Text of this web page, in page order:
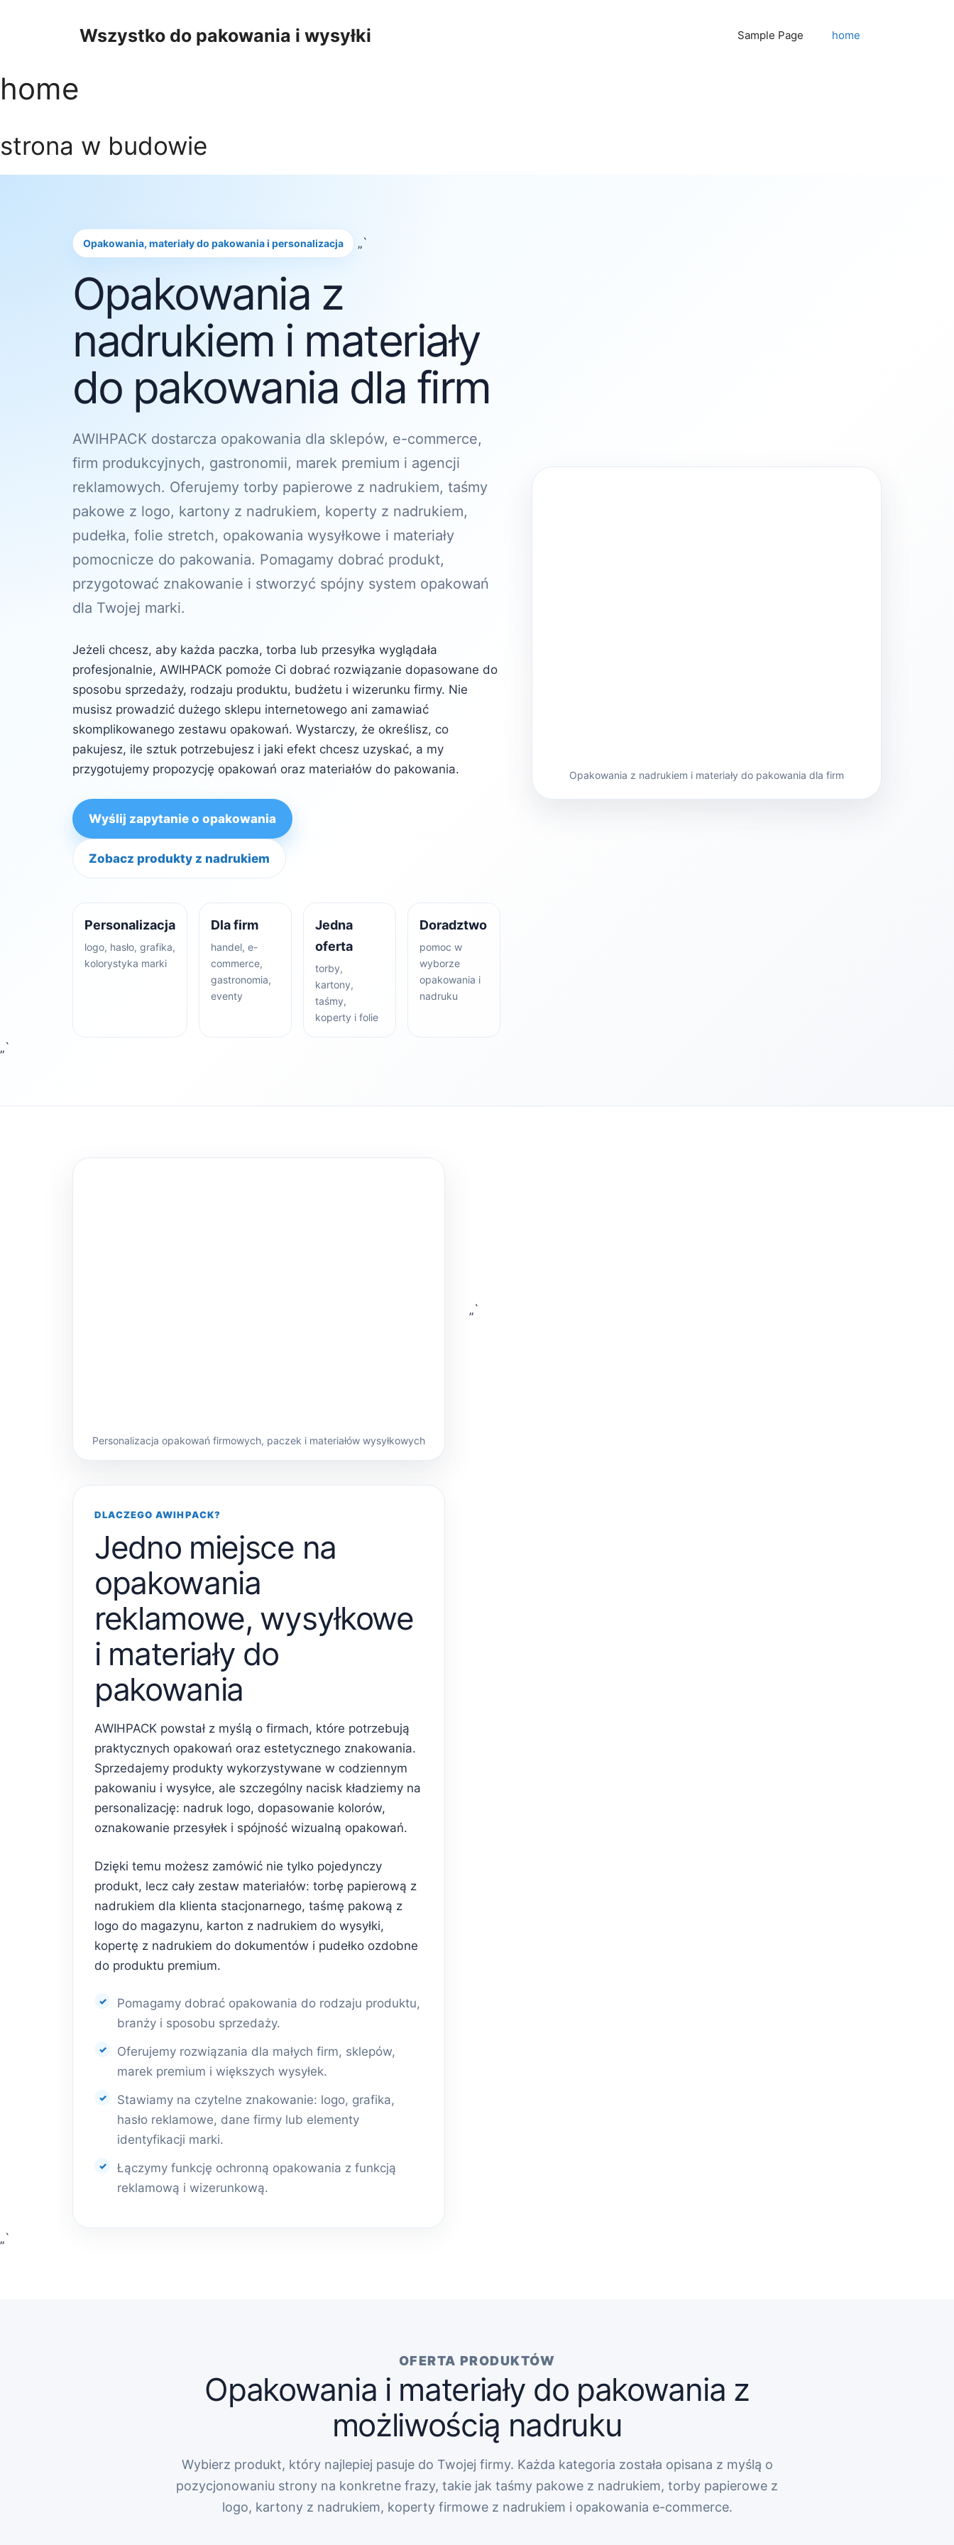
Wszystko do pakowania i wysyłki Sample Page home
home
strona w budowie
Opakowania, materiały do pakowania i personalizacja „`
Opakowania z
nadrukiem i materiały
do pakowania dla firm
AWIHPACK dostarcza opakowania dla sklepów, e-commerce,
firm produkcyjnych, gastronomii, marek premium i agencji
reklamowych. Oferujemy torby papierowe z nadrukiem, taśmy
pakowe z logo, kartony z nadrukiem, koperty z nadrukiem,
pudełka, folie stretch, opakowania wysyłkowe i materiały
pomocnicze do pakowania. Pomagamy dobrać produkt,
przygotować znakowanie i stworzyć spójny system opakowań
dla Twojej marki.
Jeżeli chcesz, aby każda paczka, torba lub przesyłka wyglądała
profesjonalnie, AWIHPACK pomoże Ci dobrać rozwiązanie dopasowane do
sposobu sprzedaży, rodzaju produktu, budżetu i wizerunku firmy. Nie
musisz prowadzić dużego sklepu internetowego ani zamawiać
skomplikowanego zestawu opakowań. Wystarczy, że określisz, co
pakujesz, ile sztuk potrzebujesz i jaki efekt chcesz uzyskać, a my
przygotujemy propozycję opakowań oraz materiałów do pakowania.
Wyślij zapytanie o opakowania
Zobacz produkty z nadrukiem
Personalizacja
logo, hasło, grafika,
kolorystyka marki
Dla firm
handel, e-
commerce,
gastronomia,
eventy
Jedna
oferta
torby,
kartony,
taśmy,
koperty i folie
Doradztwo
pomoc w
wyborze
opakowania i
nadruku
Opakowania z nadrukiem i materiały do pakowania dla firm
„`
Personalizacja opakowań firmowych, paczek i materiałów wysyłkowych
„`
DLACZEGO AWIHPACK?
Jedno miejsce na
opakowania
reklamowe, wysyłkowe
i materiały do
pakowania
AWIHPACK powstał z myślą o firmach, które potrzebują
praktycznych opakowań oraz estetycznego znakowania.
Sprzedajemy produkty wykorzystywane w codziennym
pakowaniu i wysyłce, ale szczególny nacisk kładziemy na
personalizację: nadruk logo, dopasowanie kolorów,
oznakowanie przesyłek i spójność wizualną opakowań.
Dzięki temu możesz zamówić nie tylko pojedynczy
produkt, lecz cały zestaw materiałów: torbę papierową z
nadrukiem dla klienta stacjonarnego, taśmę pakową z
logo do magazynu, karton z nadrukiem do wysyłki,
kopertę z nadrukiem do dokumentów i pudełko ozdobne
do produktu premium.
Pomagamy dobrać opakowania do rodzaju produktu,
branży i sposobu sprzedaży.
Oferujemy rozwiązania dla małych firm, sklepów,
marek premium i większych wysyłek.
Stawiamy na czytelne znakowanie: logo, grafika,
hasło reklamowe, dane firmy lub elementy
identyfikacji marki.
Łączymy funkcję ochronną opakowania z funkcją
reklamową i wizerunkową.
„`
OFERTA PRODUKTÓW
Opakowania i materiały do pakowania z
możliwością nadruku
Wybierz produkt, który najlepiej pasuje do Twojej firmy. Każda kategoria została opisana z myślą o
pozycjonowaniu strony na konkretne frazy, takie jak taśmy pakowe z nadrukiem, torby papierowe z
logo, kartony z nadrukiem, koperty firmowe z nadrukiem i opakowania e-commerce.